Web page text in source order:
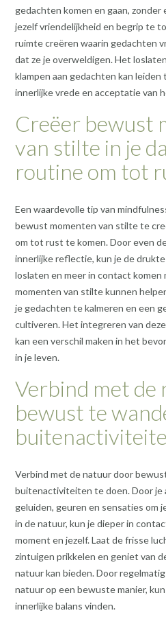
gedachten komen en gaan,
jezelf vriendelijkheid en begrip te
ruimte creëren waarin gedachten
dat ze je overweldigen. Het
klampen aan gedachten kan
innerlijke vrede en acceptatie van
Creëer bewust
van stilte in je
routine om tot
Een waardevolle tip van
bewust momenten van stilte te
om tot rust te komen. Door even
innerlijke reflectie, kun je de
loslaten en meer in contact komen
momenten van stilte kunnen
je gedachten te kalmeren en een
cultiveren. Het integreren van
kan een verschil maken in het
in je leven.
Verbind met de
bewust te
Verbind met de natuur door
buitenactiviteiten te doen. Door je
geluiden, geuren en sensaties om
in de natuur, kun je dieper in
moment en jezelf. Laat de frisse
zintuigen prikkelen en geniet van
natuur kan bieden. Door
natuur op een bewuste manier,
innerlijke balans vinden.